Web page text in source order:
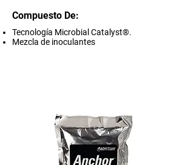
Compuesto De:
Tecnología Microbial Catalyst®.
Mezcla de inoculantes